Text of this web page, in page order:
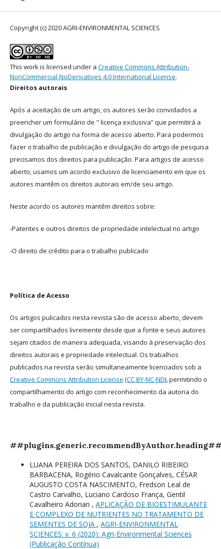
Copyright (c) 2020 AGRI-ENVIRONMENTAL SCIENCES
This work is licensed under a Creative Commons Attribution-
NonCommercial-NoDerivatives 4.0 International License.
Direitos autorais
Após a aceitação de um artigo, os autores serão convidados a
preencher um formulário de " licença exclusiva” que permitirá a
divulgação do artigo na forma de acesso aberto. Para podermos
fazer o trabalho de publicação e divulgação do artigo de pesquisa
precisamos dos direitos para publicação. Para artigos de acesso
aberto, usamos um acordo exclusivo de licenciamento em que os
autores mantêm os direitos autorais em/de seu artigo.
Neste acordo os autores mantêm direitos sobre:
-Patentes e outros direitos de propriedade intelectual no artigo
-O direito de crédito para o trabalho publicado
Política de Acesso
Os artigos pulicados nesta revista são de acesso aberto, devem
ser compartilhados livremente desde que a fonte e seus autores
sejam citados de maneira adequada, visando à preservação dos
direitos autorais e propriedade intelectual. Os trabalhos
publicados na revista serão simultaneamente licenciados sob a
Creative Commons Attribution License (CC BY-NC-ND), permitindo o
compartilhamento do artigo com reconhecimento da autoria do
trabalho e da publicação inicial nesta revista.
LUANA PEREIRA DOS SANTOS, DANILO RIBEIRO
BARBACENA, Rogério Cavalcante Gonçalves, CÉSAR
AUGUSTO COSTA NASCIMENTO, Fredson Leal de
Castro Carvalho, Luciano Cardoso França, Gentil
Cavalheiro Adorian , APLICAÇÃO DE BIOESTIMULANTE
E COMPLEXO DE NUTRIENTES NO TRATAMENTO DE
SEMENTES DE SOJA , AGRI-ENVIRONMENTAL
SCIENCES: v. 6 (2020): Agri-Environmental Sciences
(Publicação Contínua)